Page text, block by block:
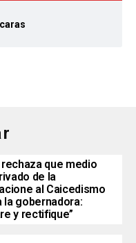
que medio
de la
al Caicedismo
la gobernadora:
y rectifique”